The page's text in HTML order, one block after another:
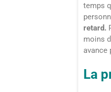
temps
retard.
moins
avance
La